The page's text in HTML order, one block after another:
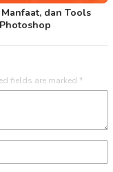
Manfaat, dan Tools
fields are marked *